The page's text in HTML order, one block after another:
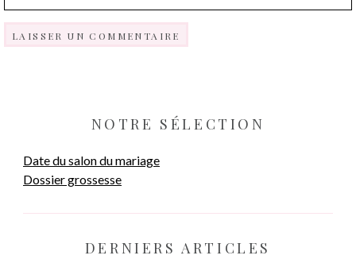
NOTRE SÉLECTION
Date du salon du mariage
Dossier grossesse
DERNIERS ARTICLES